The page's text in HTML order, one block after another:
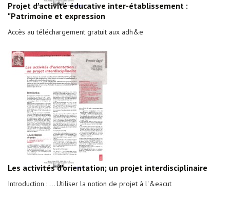
Projet d'activité éducative inter-établissement :
"Patrimoine et expression
Accès au téléchargement gratuit aux adh&e
Les activités d'orientation; un projet interdisciplinaire
Introduction : ... Utiliser la notion de projet à l'&eacut